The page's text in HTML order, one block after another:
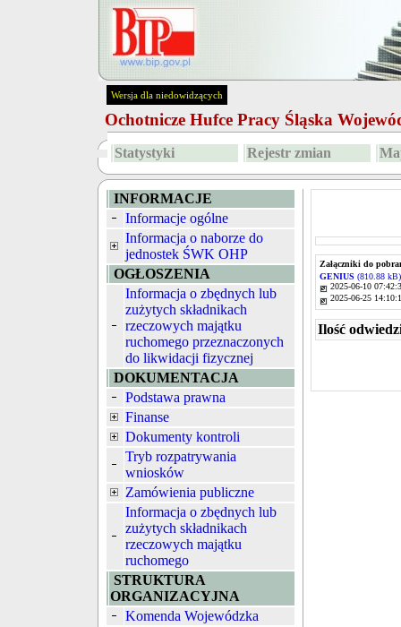
Wersja dla niedowidzących
Ochotnicze Hufce Pracy Śląska
Statystyki Rejestr zmian
INFORMACJE
Informacje ogólne
Informacja o naborze do
jednostek ŚWK OHP
OGŁOSZENIA
Informacja o zbędnych lub
zużytych składnikach
rzeczowych majątku
ruchomego przeznaczonych
do likwidacji fizycznej
DOKUMENTACJA
Podstawa prawna
Finanse
Dokumenty kontroli
Tryb rozpatrywania
wniosków
Zamówienia publiczne
Informacja o zbędnych lub
zużytych składnikach
rzeczowych majątku
ruchomego
STRUKTURA
ORGANIZACYJNA
Komenda Wojewódzka
Załączniki do
GENIUS (810.88 kB)
2025-06-10
2025-06-25
Ilość